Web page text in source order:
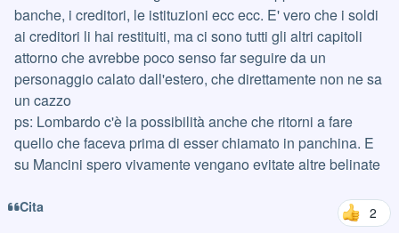
banche, i creditori, le istituzioni ecc ecc. E' vero che i soldi
ai creditori li hai restituiti, ma ci sono tutti gli altri capitoli
attorno che avrebbe poco senso far seguire da un
personaggio calato dall'estero, che direttamente non ne sa
un cazzo
ps: Lombardo c'è la possibilità anche che ritorni a fare
quello che faceva prima di esser chiamato in panchina. E
su Mancini spero vivamente vengano evitate altre belinate
Cita 2